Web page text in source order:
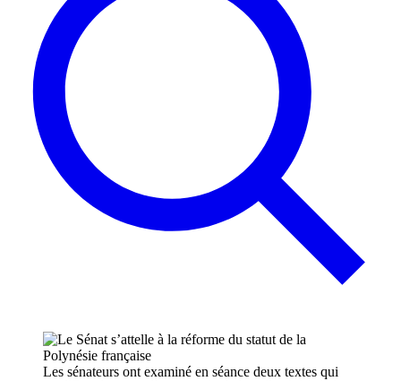
Les sénateurs ont examiné en séance deux textes qui